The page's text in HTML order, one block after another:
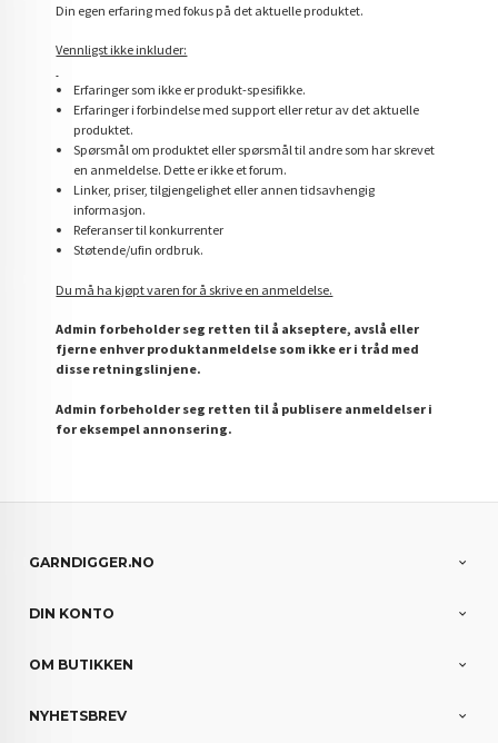
Din egen erfaring med fokus på det aktuelle produktet.
Vennligst ikke inkluder:
Erfaringer som ikke er produkt-spesifikke.
Erfaringer i forbindelse med support eller retur av det aktuelle
produktet.
Spørsmål om produktet eller spørsmål til andre som har skrevet
en anmeldelse. Dette er ikke et forum.
Linker, priser, tilgjengelighet eller annen tidsavhengig
informasjon.
Referanser til konkurrenter
Støtende/ufin ordbruk.
Du må ha kjøpt varen for å skrive en anmeldelse.
Admin forbeholder seg retten til å akseptere, avslå eller
fjerne enhver produktanmeldelse som ikke er i tråd med
disse retningslinjene.
Admin forbeholder seg retten til å publisere anmeldelser i
for eksempel annonsering.
GARNDIGGER.NO
DIN KONTO
OM BUTIKKEN
NYHETSBREV